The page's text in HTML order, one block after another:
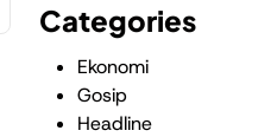
Categories
Ekonomi
Gosip
Headline